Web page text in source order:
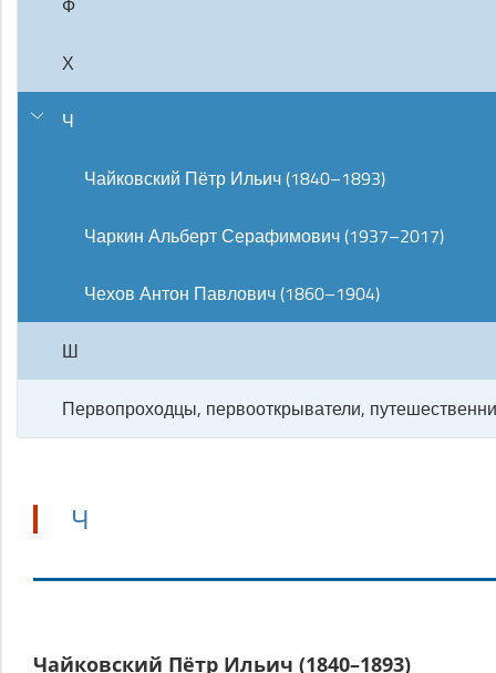
Ф
Х
Ч
Чайковский Пётр Ильич (1840–1893)
Чаркин Альберт Серафимович (1937–2017)
Чехов Антон Павлович (1860–1904)
Ш
Первопроходцы, первооткрыватели,
Ч
Чайковский Пётр Ильич (1840–1893)